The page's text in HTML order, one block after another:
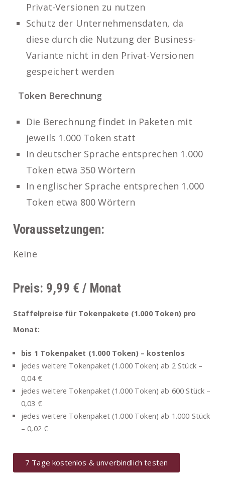
Privat-Versionen zu nutzen
Schutz der Unternehmensdaten, da
diese durch die Nutzung der Business-
Variante nicht in den Privat-Versionen
gespeichert werden
Token Berechnung
Die Berechnung findet in Paketen mit
jeweils 1.000 Token statt
In deutscher Sprache entsprechen 1.000
Token etwa 350 Wörtern
In englischer Sprache entsprechen 1.000
Token etwa 800 Wörtern
Voraussetzungen:
Keine
Preis: 9,99 € / Monat
Staffelpreise für Tokenpakete (1.000 Token) pro
Monat:
bis 1 Tokenpaket (1.000 Token) – kostenlos
jedes weitere Tokenpaket (1.000 Token) ab 2 Stück –
0,04 €
jedes weitere Tokenpaket (1.000 Token) ab 600 Stück –
0,03 €
jedes weitere Tokenpaket (1.000 Token) ab 1.000 Stück
– 0,02 €
7 Tage kostenlos & unverbindlich testen